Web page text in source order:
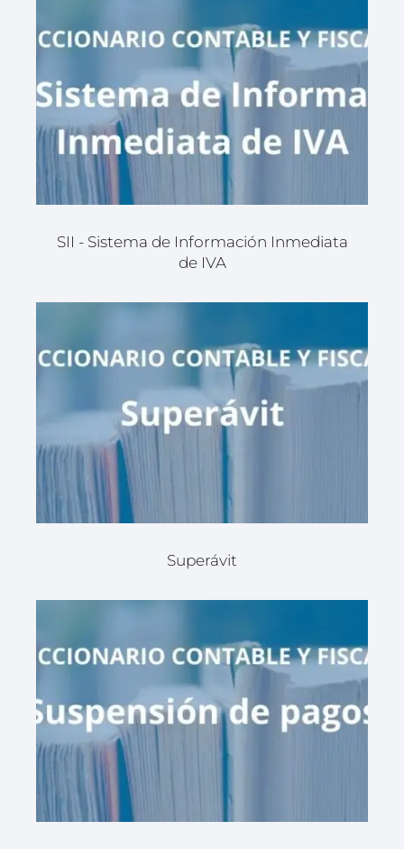
SII - Sistema de Información Inmediata
de IVA
Superávit